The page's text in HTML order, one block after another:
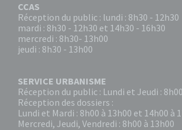
CCAS
Réception du public : lundi : 8h30 - 12h30
mardi : 8h30 - 12h30 et 14h30 - 16h30
mercredi : 8h30- 13h00
jeudi : 8h30 - 13h00
SERVICE URBANISME
Réception du public : Lundi et Jeudi :
Réception des dossiers :
Lundi et Mardi : 8h00 à 13h00 et 14h00 à
Mercredi, Jeudi, Vendredi : 8h00 à 13h00